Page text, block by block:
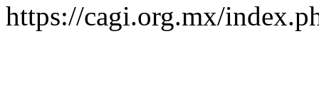
https://cagi.org.mx/